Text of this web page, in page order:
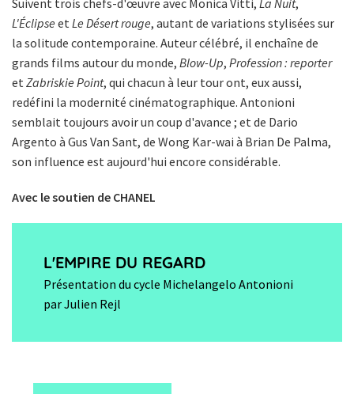
Suivent trois chefs-d'œuvre avec Monica Vitti, La Nuit,
L'Éclipse etLe Désert rouge, autant de variations stylisées sur
la solitude contemporaine. Auteur célébré, il enchaîne de
grands films autour du monde, Blow-Up, Profession : reporter
etZabriskie Point, qui chacun à leur tour ont, eux aussi,
redéfini la modernité cinématographique. Antonioni
semblait toujours avoir un coup d'avance ; et de Dario
Argento à Gus Van Sant, de Wong Kar-wai à Brian De Palma,
son influence est aujourd'hui encore considérable.
Avec le soutien de CHANEL
L'EMPIRE DU REGARD
Présentation du cycle Michelangelo Antonioni
par Julien Rejl